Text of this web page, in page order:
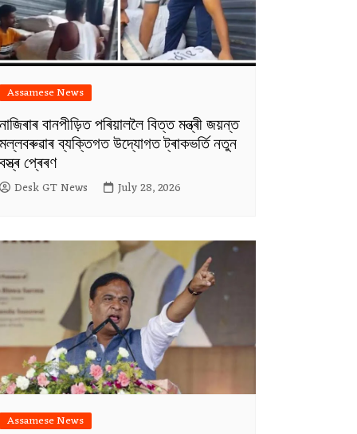
Assamese News
বানপীড়িত পৰিয়াললৈ বিত্ত মন্ত্ৰী জয়ন্ত
ব্যক্তিগত উদ্যোগত ট্ৰাকভৰ্তি নতুন
প্ৰেৰণ
Desk GT News July 28, 2026
Assamese News